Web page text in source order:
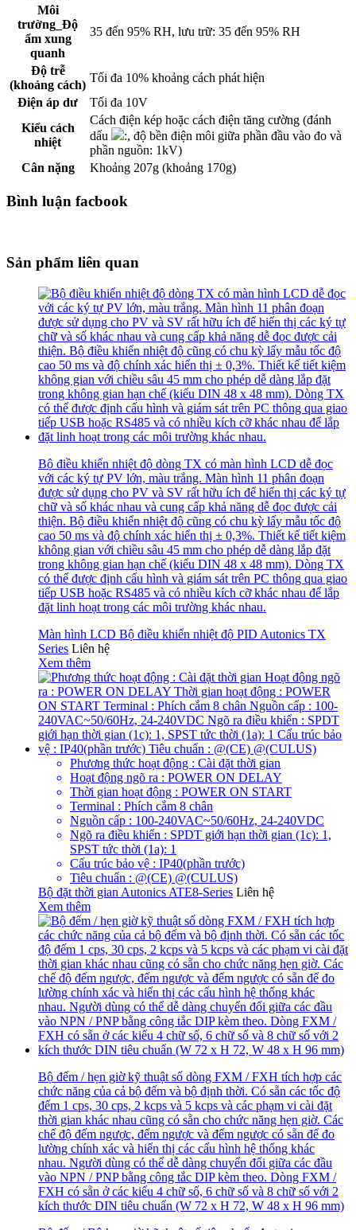
Môi
trường_Độ
ẩm xung
quanh
35 đến 95% RH, lưu trữ: 35 đến 95% RH
Độ trễ
(khoảng cách)
Tối đa 10% khoảng cách phát hiện
Điện áp dư
Tối đa 10V
Kiểu cách
nhiệt
Cách điện kép hoặc cách điện tăng cường (đánh
dấu
:, độ bền điện môi giữa phần đầu vào đo và
phần nguồn: 1kV)
Cân nặng
Khoảng 207g (khoảng 170g)
Bình luận facbook
Sản phẩm liên quan
Bộ điều khiển nhiệt độ dòng TX có màn hình LCD dễ đọc
với các ký tự PV lớn, màu trắng. Màn hình 11 phân đoạn
được sử dụng cho PV và SV rất hữu ích để hiển thị các ký tự
chữ và số khác nhau và cung cấp khả năng dễ đọc được cải
thiện. Bộ điều khiển nhiệt độ cũng có chu kỳ lấy mẫu tốc độ
cao 50 ms và độ chính xác hiển thị ± 0,3%. Thiết kế tiết kiệm
không gian với chiều sâu 45 mm cho phép dễ dàng lắp đặt
trong không gian hạn chế (kiểu DIN 48 x 48 mm). Dòng TX
có thể được định cấu hình và giám sát trên PC thông qua giao
tiếp USB hoặc RS485 và có nhiều kích cỡ khác nhau để lắp
đặt linh hoạt trong các môi trường khác nhau.
Màn hình LCD Bộ điều khiển nhiệt độ PID Autonics TX
Series Liên hệ
Xem thêm
Phương thức hoạt động : Cài đặt thời gian
Hoạt động ngõ ra : POWER ON DELAY
Thời gian hoạt động : POWER ON START
Terminal : Phích cắm 8 chân
Nguồn cấp : 100-240VAC~50/60Hz, 24-240VDC
Ngõ ra điều khiển : SPDT giới hạn thời gian (1c): 1,
SPST tức thời (1a): 1
Cấu trúc bảo vệ : IP40(phần trước)
Tiêu chuẩn : @(CE) @(CULUS)
Bộ đặt thời gian Autonics ATE8-Series Liên hệ
Xem thêm
Bộ đếm / hẹn giờ kỹ thuật số dòng FXM / FXH tích hợp các
chức năng của cả bộ đếm và bộ định thời. Có sẵn các tốc độ
đếm 1 cps, 30 cps, 2 kcps và 5 kcps và các phạm vi cài đặt
thời gian khác nhau cũng có sẵn cho chức năng hẹn giờ. Các
chế độ đếm ngược, đếm ngược và đếm ngược có sẵn để đo
lường chính xác và hiển thị các cấu hình hệ thống khác
nhau. Người dùng có thể dễ dàng chuyển đổi giữa các đầu
vào NPN / PNP bằng công tắc DIP kèm theo. Dòng FXM /
FXH có sẵn ở các kiểu 4 chữ số, 6 chữ số và 8 chữ số với 2
kích thước DIN tiêu chuẩn (W 72 x H 72, W 48 x H 96 mm)